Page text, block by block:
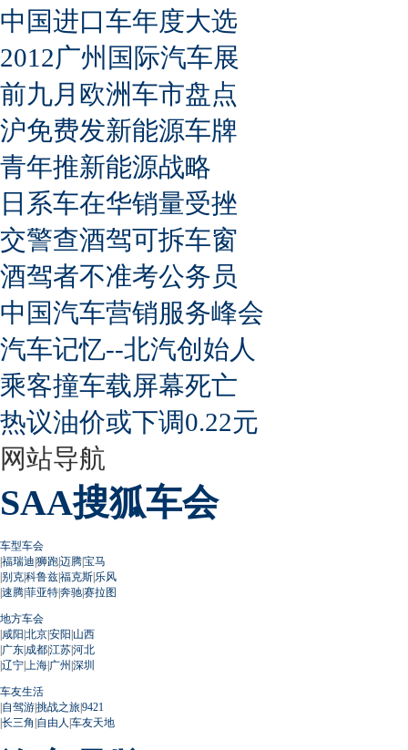
中国进口车年度大选
2012广州国际汽车展
前九月欧洲车市盘点
沪免费发新能源车牌
青年推新能源战略
日系车在华销量受挫
交警查酒驾可拆车窗
酒驾者不准考公务员
中国汽车营销服务峰会
汽车记忆--北汽创始人
乘客撞车载屏幕死亡
热议油价或下调0.22元
网站导航
SAA搜狐车会
车型车会
|福瑞迪|狮跑|迈腾|宝马
|别克|科鲁兹|福克斯|乐风
|速腾|菲亚特|奔驰|赛拉图
地方车会
|咸阳|北京|安阳|山西
|广东|成都|江苏|河北
|辽宁| 上海|广州 |深圳
车友生活
|自驾游|挑战之旅|9421
|长三角 |自由人 |车友天地